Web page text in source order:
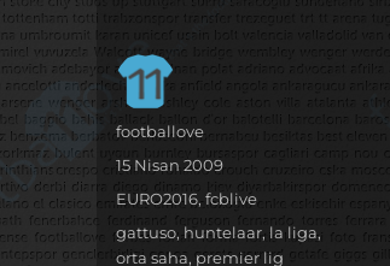
Yazar
footballove
Yayın
tarihi
15 Nisan 2009
Kategoriler
EURO2016,fcblive
Etiketler
gattuso, huntelaar,la liga,
orta saha, premier lig